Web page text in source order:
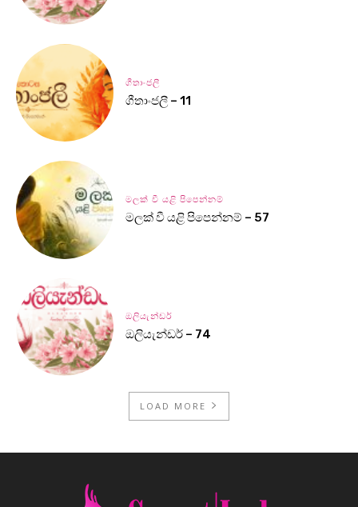
ගීතාංජලී
ගීතාංජලී – 11
මලක් වී යළි පිපෙන්නම්
මලක් වී යළි පිපෙන්නම් – 57
ඔලියැන්ඩර්
ඔලියැන්ඩර් – 74
LOAD MORE